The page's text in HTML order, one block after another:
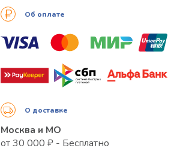
Об оплате
О доставке
Москва и МО
от 30 000 ₽ - Бесплатно